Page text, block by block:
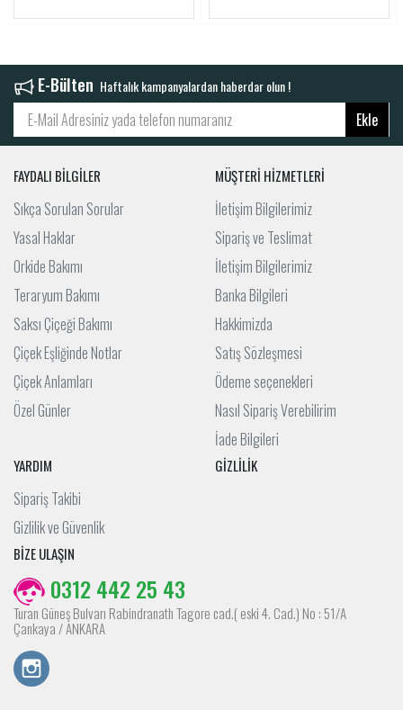
E-Bülten Haftalık kampanyalardan haberdar olun !
Ekle
FAYDALI BİLGİLER
Sıkça Sorulan Sorular
Yasal Haklar
Orkide Bakımı
Teraryum Bakımı
Saksı Çiçeği Bakımı
Çiçek Eşliğinde Notlar
Çiçek Anlamları
Özel Günler
MÜŞTERİ HİZMETLERİ
İletişim Bilgilerimiz
Sipariş ve Teslimat
İletişim Bilgilerimiz
Banka Bilgileri
Hakkimizda
Satış Sözleşmesi
Ödeme seçenekleri
Nasıl Sipariş Verebilirim
İade Bilgileri
YARDIM
Sipariş Takibi
Gizlilik ve Güvenlik
GİZLİLİK
BİZE ULAŞIN
0312 442 25 43
Turan Güneş Bulvarı Rabindranath Tagore cad.( eski 4. Cad.) No : 51/A
Çankaya / ANKARA